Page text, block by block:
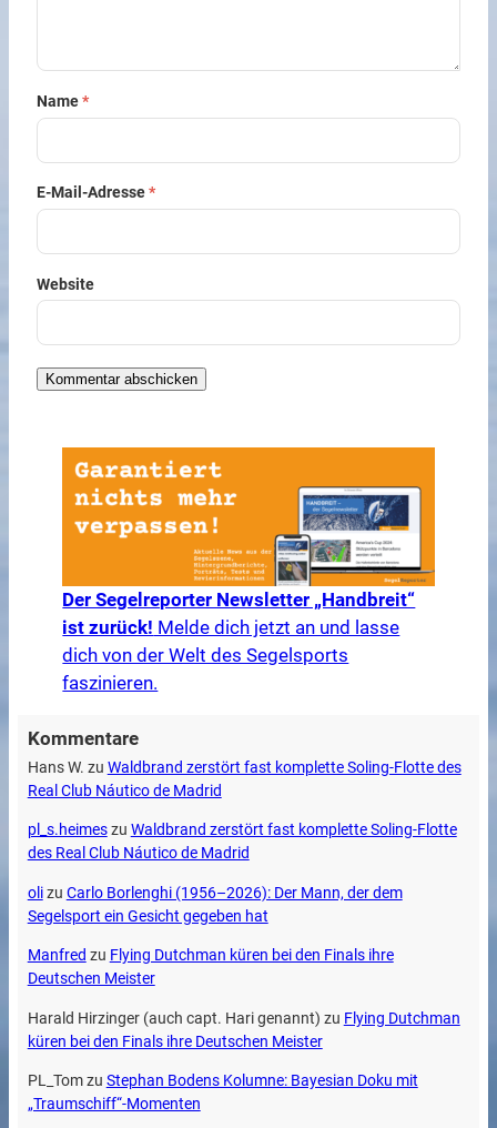
Name*
E-Mail-Adresse*
Website
Der Segelreporter Newsletter „Handbreit“
ist zurück! Melde dich jetzt an und lasse
dich von der Welt des Segelsports
faszinieren.
Kommentare
Hans W. zu Waldbrand zerstört fast komplette Soling-Flotte des
Real Club Náutico de Madrid
pl_s.heimeszu Waldbrand zerstört fast komplette Soling-Flotte
des Real Club Náutico de Madrid
olizu Carlo Borlenghi (1956–2026): Der Mann, der dem
Segelsport ein Gesicht gegeben hat
Manfred zu Flying Dutchman küren bei den Finals ihre
Deutschen Meister
Harald Hirzinger (auch capt. Hari genannt) zu Flying Dutchman
küren bei den Finals ihre Deutschen Meister
PL_Tomzu Stephan Bodens Kolumne: Bayesian Doku mit
„Traumschiff“-Momenten